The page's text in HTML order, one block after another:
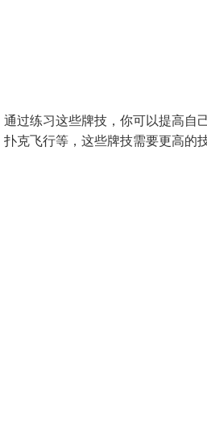
过练习这些牌技，你可以提高自
克飞行等，这些牌技需要更高的